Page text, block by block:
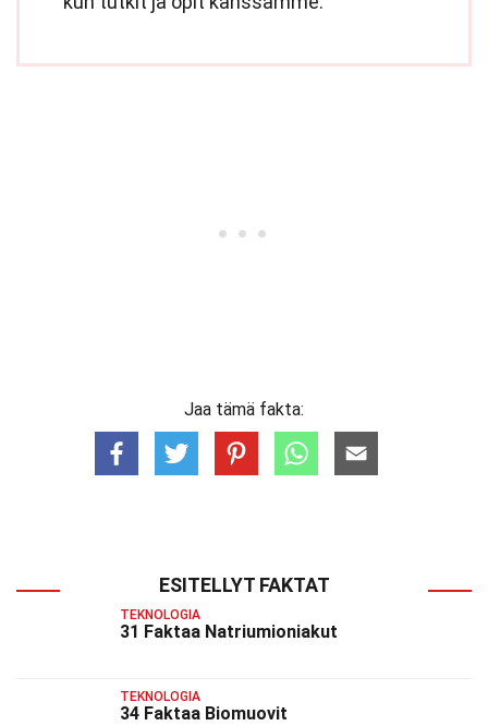
Jaa tämä fakta:
ESITELLYT FAKTAT
TEKNOLOGIA
31 Faktaa Natriumioniakut
TEKNOLOGIA
34 Faktaa Biomuovit